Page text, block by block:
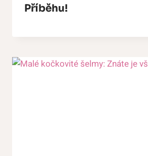
Příběhu!